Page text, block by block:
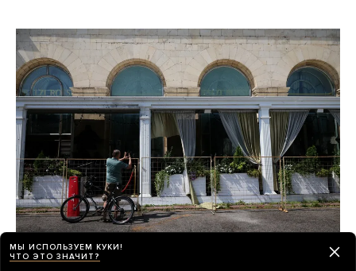
Почти неделю назад в ресторане
МЫ ИСПОЛЬЗУЕМ КУКИ!
ЧТО ЭТО ЗНАЧИТ?